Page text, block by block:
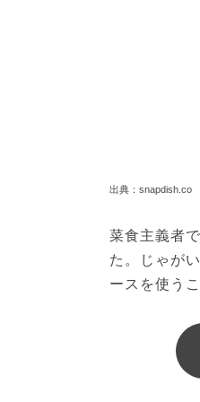
出典：snapdish.co
菜食主義者
た。じゃが
ースを使う